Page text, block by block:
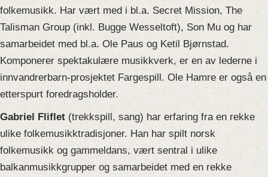
folkemusikk. Har vært med i bl.a. Secret Mission, The
Talisman Group (inkl. Bugge Wesseltoft), Son Mu og har
samarbeidet med bl.a. Ole Paus og Ketil Bjørnstad.
Komponerer spektakulære musikkverk, er en av lederne i
innvandrerbarn-prosjektet Fargespill. Ole Hamre er også en
etterspurt foredragsholder.
Gabriel Fliflet (trekkspill, sang) har erfaring fra en rekke
ulike folkemusikktradisjoner. Han har spilt norsk
folkemusikk og gammeldans, vært sentral i ulike
balkanmusikkgrupper og samarbeidet med en rekke